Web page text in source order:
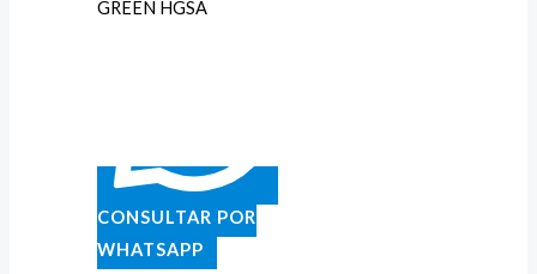
CONSULTAR POR
WHATSAPP